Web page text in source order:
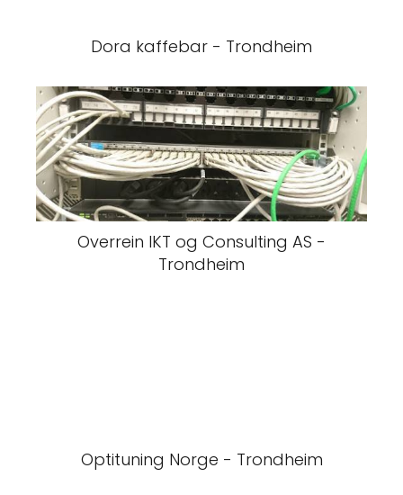
Dora kaffebar - Trondheim
Overrein IKT og Consulting AS -
Trondheim
Optituning Norge - Trondheim